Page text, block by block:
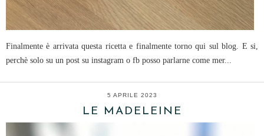
Finalmente è arrivata questa ricetta e finalmente torno qui sul blog. E si,
perchè solo su un post su instagram o fb posso parlarne come mer...
5 APRILE 2023
LE MADELEINE